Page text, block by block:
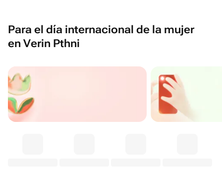
Para el día internacional de la mujer
en Verin Pthni